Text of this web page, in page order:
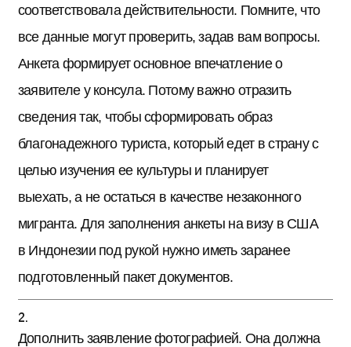
соответствовала действительности. Помните, что
все данные могут проверить, задав вам вопросы.
Анкета формирует основное впечатление о
заявителе у консула. Потому важно отразить
сведения так, чтобы сформировать образ
благонадежного туриста, который едет в страну с
целью изучения ее культуры и планирует
выехать, а не остаться в качестве незаконного
мигранта. Для заполнения анкеты на визу в США
в Индонезии под рукой нужно иметь заранее
подготовленный пакет документов.
Дополнить заявление фотографией. Она должна